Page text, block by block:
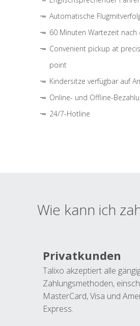
Automatische
60 Minuten Wartezeit nach
Convenient pickup at
point
Kindersitze verfügbar auf
Online- und Offline-
24/7-Hotline
Wie kann ich
Privatkunden
Talixo akzeptiert alle
Zahlungsmethoden,
MasterCard, Visa und
Express.